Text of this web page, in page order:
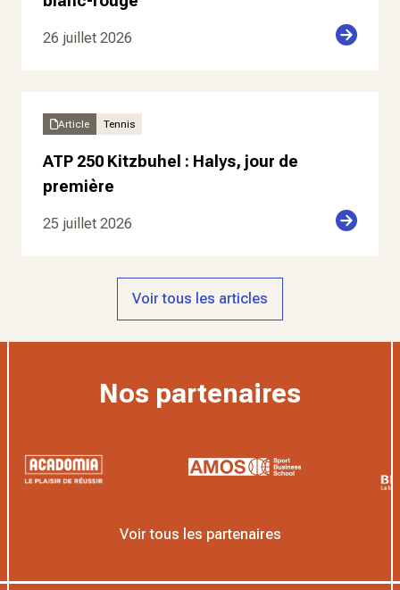
26 juillet 2026
Article Tennis
ATP 250 Kitzbuhel : Halys, jour de
première
25 juillet 2026
Voir tous les articles
Nos partenaires
Voir tous les partenaires